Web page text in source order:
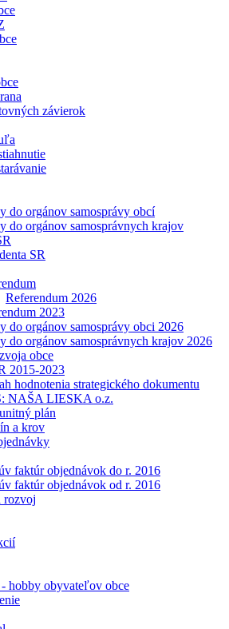
závierok
do orgánov samosprávy obcí
do orgánov samosprávnych krajov
SR
Referendum 2026
2023
do orgánov samosprávy obci 2026
do orgánov samosprávnych krajov 2026
obce
2015-2023
hodnotenia strategického dokumentu
NAŠA LIESKA o.z.
plán
a krov
faktúr objednávok do r. 2016
faktúr objednávok od r. 2016
rozvoj
hobby obyvateľov obce